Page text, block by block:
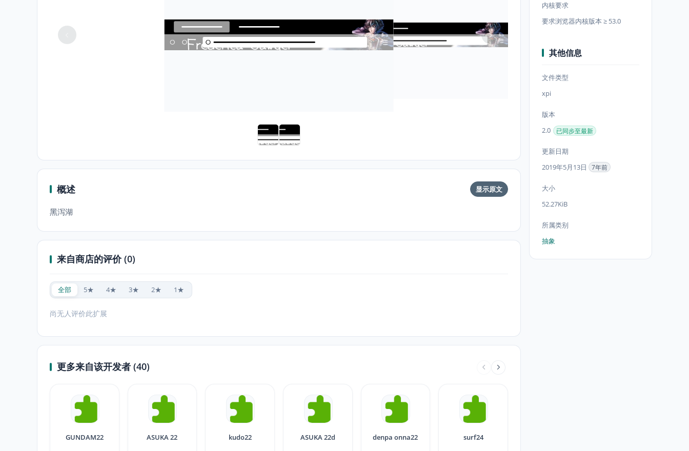
概述 显示原文
黑泻湖
来自商店的评价 (0)
全部 5★ 4★ 3★ 2★ 1★
尚无人评价此扩展
更多来自该开发者 (40)
GUNDAM22 ASUKA 22 kudo22 ASUKA 22d denpa onna22 surf24
内核要求
要求浏览器内核版本 ≥ 53.0
其他信息
文件类型
xpi
版本
2.0
已同步至最新
更新日期
2019年5月13日
7年前
大小
52.27KiB
所属类别
抽象